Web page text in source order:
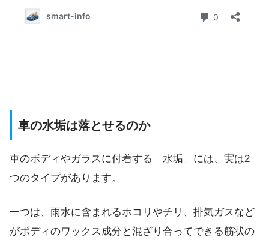
車の水垢は落とせるのか
車のボディやガラスに付着する「水垢」には、実は2
つのタイプがあります。
一つは、雨水に含まれるホコリやチリ、排気ガスなど
がボディのワックス成分と混ざり合ってできる筋状の